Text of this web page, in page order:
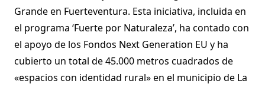
Grande en Fuerteventura. Esta iniciativa, incluida en
el programa ‘Fuerte por Naturaleza’, ha contado con
el apoyo de los Fondos Next Generation EU y ha
cubierto un total de 45.000 metros cuadrados de
«espacios con identidad rural» en el municipio de La